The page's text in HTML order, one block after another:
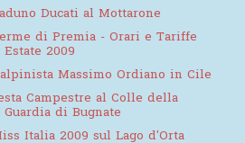
Ducati al Mottarone
di Premia - Orari e Tariffe
Estate 2009
Massimo Ordiano in Cile
Campestre al Colle della
Guardia di Bugnate
Italia 2009 sul Lago d'Orta